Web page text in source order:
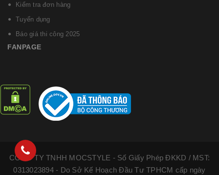
Kiểm tra đơn hàng
Tuyển dụng
Báo giá thi công 2025
FANPAGE
CÔNG TY TNHH MOCSTYLE - Số Giấy Phép ĐKKD / MST:
0313023894 - Do Sở Kế Hoạch Đầu Tư TPHCM cấp ngày